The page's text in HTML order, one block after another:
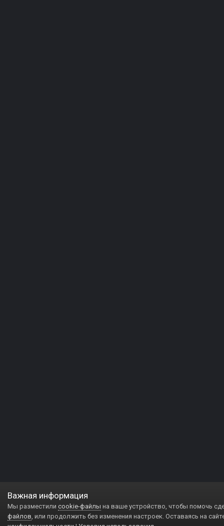
Важная информация
Мы разместили cookie-файлы на ваше устройство, чтобы помочь
файлов, или продолжить без изменения настроек. Оставаясь на